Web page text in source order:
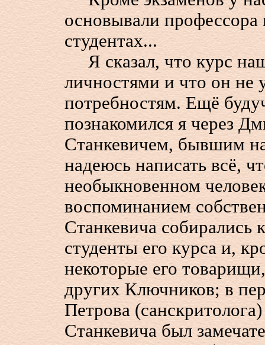
основывали профессора
студентах...
Я сказал, что курс
личностями и что он не
потребностям. Ещё
познакомился я через
Станкевичем, бывшим
надеюсь написать всё,
необыкновенном
воспоминанием
Станкевича
студенты его курса и,
некоторые его
других Ключников; в
Петрова
Станкевича был